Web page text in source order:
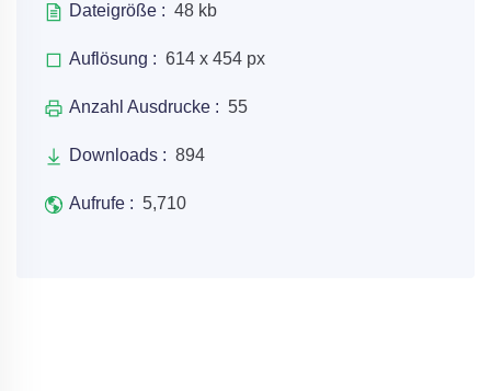
Dateigröße : 48 kb
Auflösung : 614 x 454 px
Anzahl Ausdrucke : 55
Downloads : 894
Aufrufe : 5,710